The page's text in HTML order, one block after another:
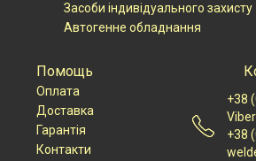
Засоби індивідуального захисту
Автогенне обладнання
Помощь
Оплата
Доставка
Гарантія
Контакти
+38
Viber
+38